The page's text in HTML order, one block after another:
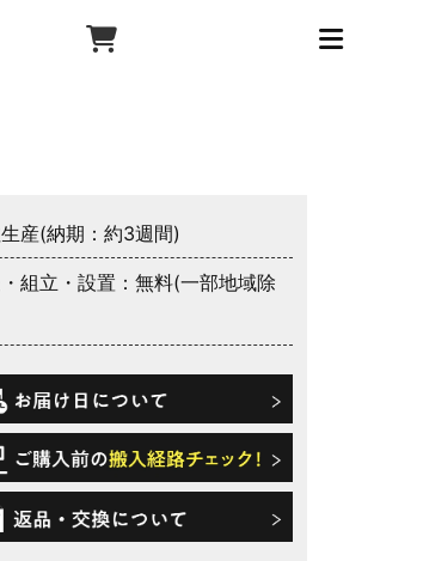
産(納期：約3週間)
組立・設置：無料(一部地域除